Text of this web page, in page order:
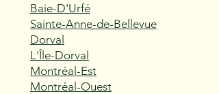
Baie-D'Urfé
Sainte-Anne-de-Bellevue
Dorval
L'Île-Dorval
Montréal-Est
Montréal-Ouest